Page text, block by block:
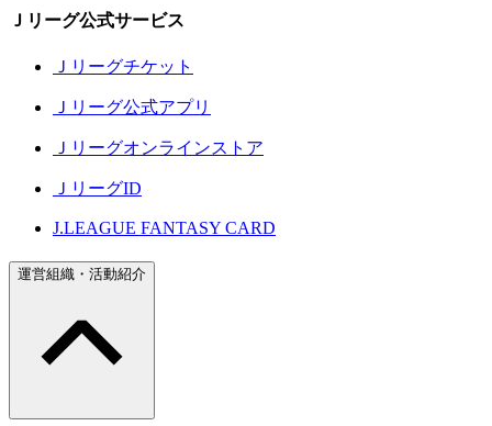
Ｊリーグ公式サービス
Ｊリーグチケット
Ｊリーグ公式アプリ
Ｊリーグオンラインストア
ＪリーグID
J.LEAGUE FANTASY CARD
運営組織・活動紹介